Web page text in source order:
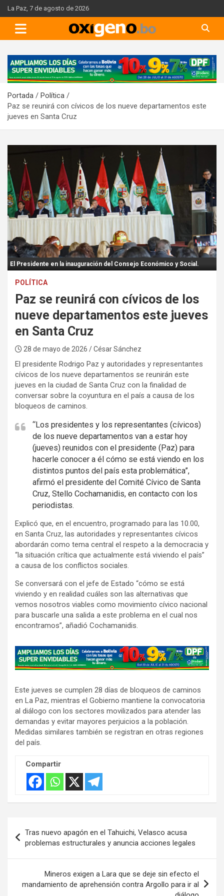
Skip
to
content
La Paz, 7 de agosto de 2026
A
d
e
r
t
m
e
n
t
Portada
Política
Paz se reunirá con cívicos de los nueve departamentos este
jueves en Santa Cruz
El Presidente en la inauguración del Consejo Económico y Social.
POLÍTICA
Paz se reunirá con cívicos de los
nueve departamentos este jueves
en Santa Cruz
28 de mayo de 2026 / César Sánchez
El presidente Rodrigo Paz y autoridades y representantes
cívicos de los nueve departamentos se reunirán este
jueves en la ciudad de Santa Cruz con la finalidad de
conversar sobre la coyuntura en el país a causa de los
bloqueos de caminos.
“Los presidentes y los representantes (cívicos)
de los nueve departamentos van a estar hoy
(jueves) reunidos con el presidente (Paz) para
hacerle conocer a él cómo se está viendo en los
distintos puntos del país esta problemática”,
afirmó el presidente del Comité Cívico de Santa
Cruz, Stello Cochamanidis, en contacto con los
periodistas.
Explicó que, en el encuentro, programado para las 10.00,
en Santa Cruz, las autoridades y representantes cívicos
abordarán como tema central el respeto a la democracia y
“la situación crítica que actualmente está viviendo el país”
a causa de los conflictos sociales.
Se conversará con el jefe de Estado “cómo se está
viviendo y en realidad cuáles son las alternativas que
vemos nosotros viables como movimiento cívico nacional
para buscarle una salida a este problema en el cual nos
encontramos”, añadió Cochamanidis.
A
d
e
r
t
i
s
m
Este jueves se cumplen 28 días de bloqueos de caminos
en La Paz, mientras el Gobierno mantiene la convocatoria
al diálogo con los sectores movilizados para atender las
demandas y evitar mayores perjuicios a la población.
Medidas similares también se registran en otras regiones
del país.
Compartir
de
entradas
Tras nuevo apagón en el Tahuichi, Velasco acusa
problemas estructurales y anuncia acciones legales
Mineros exigen a Lara que se deje sin efecto el
mandamiento de aprehensión contra Argollo para ir al